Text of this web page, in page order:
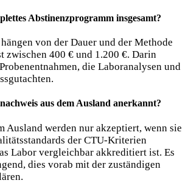
Abstinenzprogramm insgesamt?
von der Dauer und der Methode
zwischen 400 € und 1.200 €. Darin
die Laboranalysen und
aus dem Ausland anerkannt?
Ausland werden nur akzeptiert, wenn sie
der CTU-Kriterien
Labor vergleichbar akkreditiert ist. Es
dies vorab mit der zuständigen